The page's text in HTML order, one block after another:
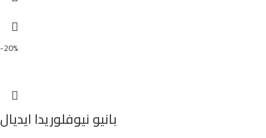
-20%
بانيو نيوفلوريدا ايديال